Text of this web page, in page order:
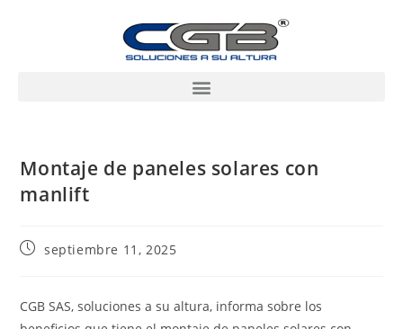
Montaje de paneles solares con
manlift
septiembre 11, 2025
CGB SAS, soluciones a su altura, informa sobre los